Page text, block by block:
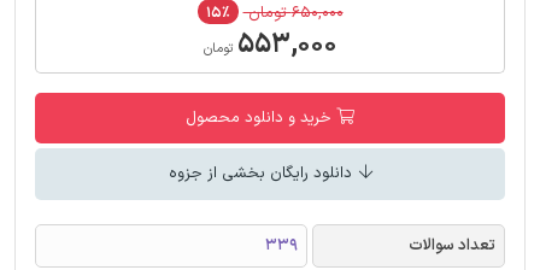
۶۵۰,۰۰۰ تومان ۱۵٪
۵۵۳,۰۰۰ تومان
خرید و دانلود محصول
دانلود رایگان بخشی از جزوه
تعداد سوالات
339